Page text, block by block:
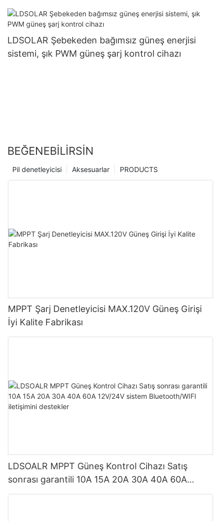
12V/24V Sistem Desteği OEM
LDSOLAR Şebekeden bağımsız güneş enerjisi
sistemi, şık PWM güneş şarj kontrol cihazı
BEĞENEBILIRSIN
PRODUCTS
Aksesuarlar
Pil denetleyicisi
MPPT Şarj Denetleyicisi MAX.120V Güneş Girişi
İyi Kalite Fabrikası
LDSOALR MPPT Güneş Kontrol Cihazı Satış
sonrası garantili 10A 15A 20A 30A 40A 60A
12V/24V sistem Bluetooth/WIFI iletişimini